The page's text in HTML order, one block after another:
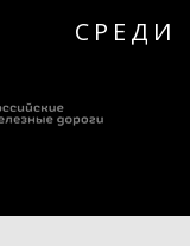
СРЕДИ